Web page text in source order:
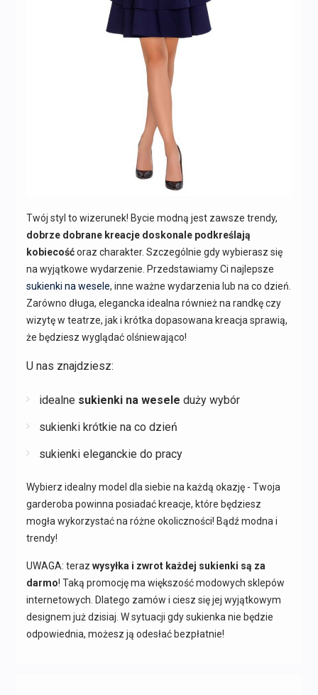
Twój styl to wizerunek! Bycie modną jest zawsze trendy,
dobrze dobrane kreacje doskonale podkreślają
kobiecośćoraz charakter. Szczególnie gdy wybierasz się
na wyjątkowe wydarzenie. Przedstawiamy Ci najlepsze
sukienki na wesele, inne ważne wydarzenia lub na co dzień.
Zarówno długa, elegancka idealna również na randkę czy
wizytę w teatrze, jak i krótka dopasowana kreacja sprawią,
że będziesz wyglądać olśniewająco!
U nas znajdziesz:
idealne sukienki na wesele duży wybór
sukienki krótkie na co dzień
sukienki eleganckie do pracy
Wybierz idealny model dla siebie na każdą okazję - Twoja
garderoba powinna posiadać kreacje, które będziesz
mogła wykorzystać na różne okoliczności! Bądź modna i
trendy!
UWAGA: teraz wysyłka i zwrot każdej sukienki są za
darmo! Taką promocję ma większość modowych sklepów
internetowych. Dlatego zamów i ciesz się jej wyjątkowym
designem już dzisiaj. W sytuacji gdy sukienka nie będzie
odpowiednia, możesz ją odesłać bezpłatnie!